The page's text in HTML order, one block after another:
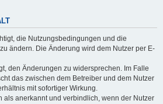
die Nutzungsbedingungen und die
ändern. Die Änderung wird dem Nutzer per E-
den Änderungen zu widersprechen. Im Falle
das zwischen dem Betreiber und dem Nutzer
mit sofortiger Wirkung.
als anerkannt und verbindlich, wenn der Nutzer